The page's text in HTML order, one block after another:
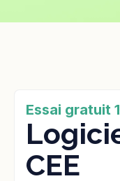
Essai gratuit
CEE